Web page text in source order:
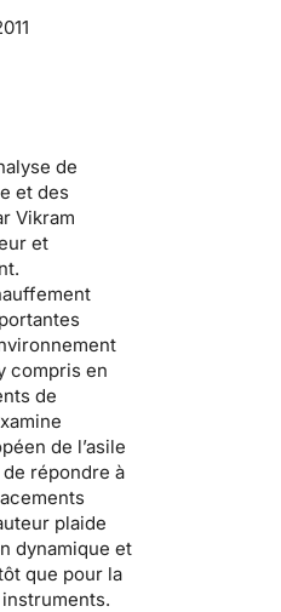
de
et des
Vikram
et
compris en
de
de l’asile
répondre à
plaide
dynamique et
que pour la